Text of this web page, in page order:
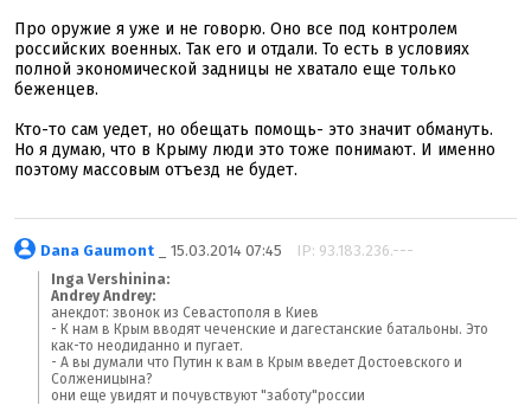
Про оружие я уже и не говорю. Оно все под контролем
российских военных. Так его и отдали. То есть в условиях
полной экономической задницы не хватало еще только
беженцев.
Кто-то сам уедет, но обещать помощь- это значит обмануть.
Но я думаю, что в Крыму люди это тоже понимают. И именно
поэтому массовым отъезд не будет.
Dana Gaumont _ 15.03.2014 07:45 IP: 93.183.236.---
Inga Vershinina:
Andrey Andrey:
анекдот: звонок из Севастополя в Киев
- К нам в Крым вводят чеченские и дагестанские батальоны. Это
как-то неодиданно и пугает.
- А вы думали что Путин к вам в Крым введет Достоевского и
Солженицына?
они еще увидят и почувствуют "заботу"россии